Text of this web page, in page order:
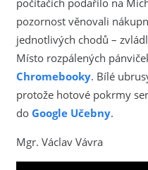
počítačích podařilo na
pozornost věnovali
jednotlivých chodů –
Místo rozpálených
Chromebooky. Bílé
protože hotové pokrmy
do Google Učebny.
Mgr. Václav Vávra